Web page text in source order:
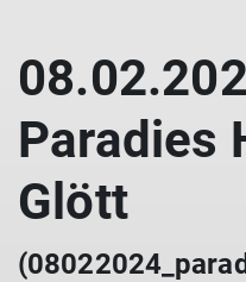
Paradies
Glött